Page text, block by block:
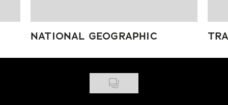
NATIONAL GEOGRAPHIC